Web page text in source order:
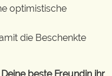
optimistische
die Beschenkte